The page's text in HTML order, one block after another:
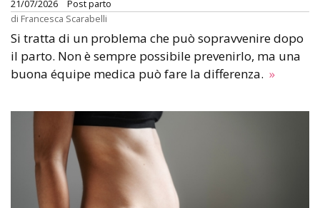
21/07/2026
Post parto
di Francesca Scarabelli
Si tratta di un problema che può sopravvenire dopo
il parto. Non è sempre possibile prevenirlo, ma una
buona équipe medica può fare la differenza. »